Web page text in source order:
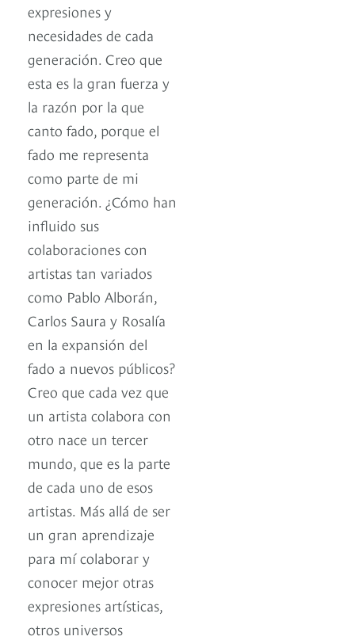
expresiones y
necesidades de cada
generación. Creo que
esta es la gran fuerza y
la razón por la que
canto fado, porque el
fado me representa
como parte de mi
generación. ¿Cómo han
influido sus
colaboraciones con
artistas tan variados
como Pablo Alborán,
Carlos Saura y Rosalía
en la expansión del
fado a nuevos públicos?
Creo que cada vez que
un artista colabora con
otro nace un tercer
mundo, que es la parte
de cada uno de esos
artistas. Más allá de ser
un gran aprendizaje
para mí colaborar y
conocer mejor otras
expresiones artísticas,
otros universos